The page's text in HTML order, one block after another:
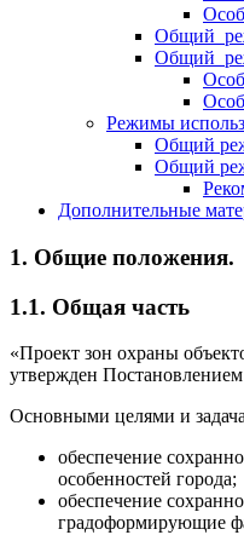
Общий
Общий
Режимы
Общий
Общий
Дополнительные
1. Общие положения.
1.1. Общая часть
«Проект зон охраны
утвержден
Основными целями и
обеспечение
особенностей города;
обеспечение
градоформирующие